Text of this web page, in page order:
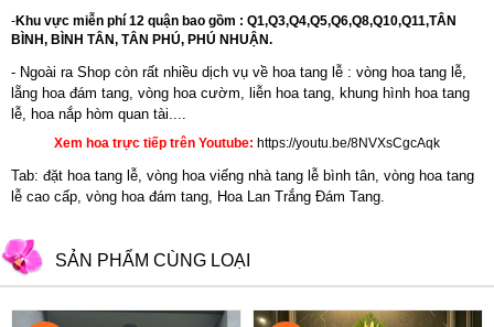
-Khu vực miễn phí 12 quận bao gồm : Q1,Q3,Q4,Q5,Q6,Q8,Q10,Q11,TÂN
BÌNH, BÌNH TÂN, TÂN PHÚ, PHÚ NHUẬN.
- Ngoài ra Shop còn rất nhiều dịch vụ về hoa tang lễ : vòng hoa tang lễ,
lẵng hoa đám tang, vòng hoa cườm liễn hoa tang
khung hình hoa tang
lễ
hoa nắp hòm quan tài....
Xem hoa trực tiếp trên Youtube: https://youtu.be/8NVXsCgcAqk
Tab: đặt hoa tang lễ, vòng hoa viếng nhà tang lễ bình tân, vòng hoa tang
lễ cao cấp, vòng hoa đám tang, Hoa Lan Trắng Đám Tang.
SẢN PHẨM CÙNG LOẠI